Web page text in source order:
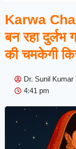
Karwa
बन रहा दुर्लभ
की चमकेगी
Dr. Sunil Kumar
4:41 pm